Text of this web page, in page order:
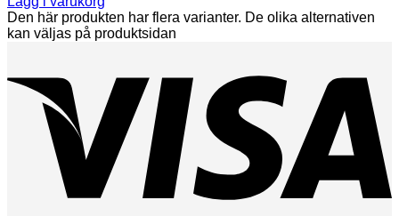
Den här produkten har flera varianter. De olika alternativen
kan väljas på produktsidan